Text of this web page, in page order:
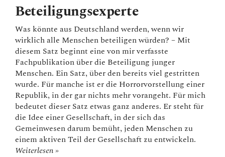
Beteiligungsexperte
Was könnte aus Deutschland werden, wenn wir
wirklich alle Menschen beteiligen würden? – Mit
diesem Satz beginnt eine von mir verfasste
Fachpublikation über die Beteiligung junger
Menschen. Ein Satz, über den bereits viel gestritten
wurde. Für manche ist er die Horrorvorstellung einer
Republik, in der gar nichts mehr vorangeht. Für mich
bedeutet dieser Satz etwas ganz anderes. Er steht für
die Idee einer Gesellschaft, in der sich das
Gemeinwesen darum bemüht, jeden Menschen zu
einem aktiven Teil der Gesellschaft zu entwickeln.
Weiterlesen »